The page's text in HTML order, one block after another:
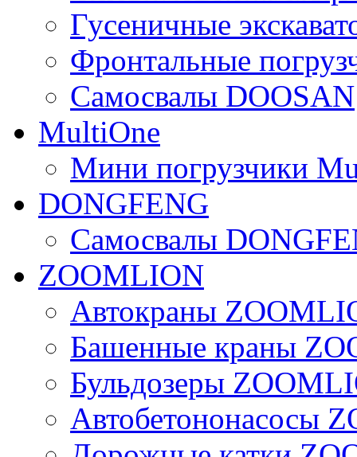
Гусеничные
Фронтальные
Самосвалы DOOSAN
MultiOne
Мини погрузчики
DONGFENG
Самосвалы
ZOOMLION
Автокраны
Башенные краны
Бульдозеры
Автобетононасосы